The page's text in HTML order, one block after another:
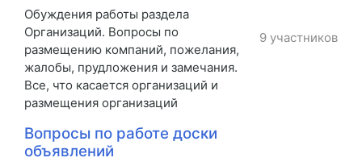
Обуждения работы раздела
Организаций. Вопросы по
размещению компаний, пожелания,
жалобы, прудложения и замечания.
Все, что касается организаций и
размещения организаций
9 участников
Вопросы по работе доски
объявлений